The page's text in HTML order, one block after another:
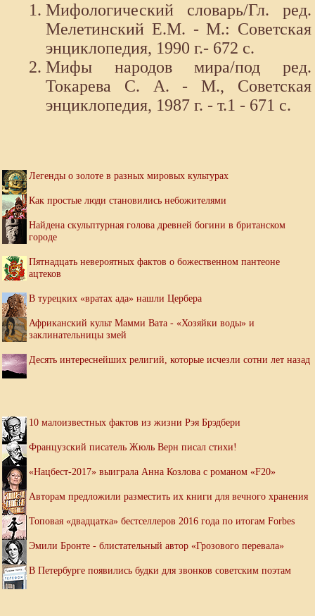
Мифологический словарь/Гл. ред.
Мелетинский Е.М. - М.: Советская
энциклопедия, 1990 г.- 672 с.
Мифы народов мира/под ред.
Токарева С. А. - М., Советская
энциклопедия, 1987 г. - т.1 - 671 с.
Легенды о золоте в разных мировых культурах
Как простые люди становились небожителями
Найдена скульптурная голова древней богини в британском
городе
Пятнадцать невероятных фактов о божественном пантеоне
ацтеков
В турецких «вратах ада» нашли Цербера
Африканский культ Мамми Вата - «Хозяйки воды» и
заклинательницы змей
Десять интереснейших религий, которые исчезли сотни лет назад
10 малоизвестных фактов из жизни Рэя Брэдбери
Французский писатель Жюль Верн писал стихи!
«Нацбест-2017» выиграла Анна Козлова с романом «F20»
Авторам предложили разместить их книги для вечного хранения
Топовая «двадцатка» бестселлеров 2016 года по итогам Forbes
Эмили Бронте - блистательный автор «Грозового перевала»
В Петербурге появились будки для звонков советским поэтам